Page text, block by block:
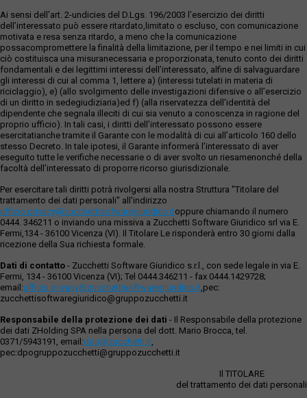
Ai sensi dell’art. 2-undicies del D.Lgs. 196/2003 l’esercizio dei diritti
dell’interessato può essere ritardato,limitato o escluso, con comunicazione
motivata e resa senza ritardo, a meno che la comunicazione
possacompromettere la finalità della limitazione, per il tempo e nei limiti in cui
ciò costituisca una misuranecessaria e proporzionata, tenuto conto dei diritti
fondamentali e dei legittimi interessi dell’interessato, alfine di salvaguardare
gli interessi di cui al comma 1, lettere a) (interessi tutelati in materia di
riciclaggio), e) (allo svolgimento delle investigazioni difensive o all’esercizio
di un diritto in sedegiudiziaria)ed f) (alla riservatezza dell’identità del
dipendente che segnala illeciti di cui sia venuto a conoscenza in ragione del
proprio ufficio). In tali casi, i diritti dell’interessato possono essere
esercitatianche tramite il Garante con le modalità di cui all’articolo 160 dello
stesso Decreto. In tale ipotesi, il Garante informerà l’interessato di aver
eseguito tutte le verifiche necessarie o di aver svolto un riesamenonché della
facoltà dell’interessato di proporre ricorso giurisdizionale.
Per esercitare tali diritti potrà rivolgersi alla nostra Struttura "Titolare del
trattamento dei dati personali" all'indirizzo
ufficio.privacy@zucchettisofwaregiuridico.itoppure chiamando il numero
0444. 346211 o inviando una missiva a Zucchetti Software Giuridico srl via E.
Fermi,134 - 36100 Vicenza (VI). Il Titolare Le risponderà entro 30 giorni dalla
ricezione della Sua richiesta formale.
Dati di contatto - Zucchetti Software Giuridico s.r.l., con sede legale in via E.
Fermi, 134 - 36100 Vicenza (VI); Tel 0444.346211 - fax 0444.1429728;
email:ufficio.privacy@zucchettisoftwaregiuridico.it,pec:
zucchettisoftwaregiuridico@gruppozucchetti.it
Responsabile della protezione dei dati - Il Responsabile della protezione
dei dati ZHolding SPA nella persona del dott. Mario Brocca, tel.
0371/5943191, email:dpo@zucchetti.it,
pec:dpogruppozucchetti@gruppozucchetti.it
Il TITOLARE
del trattamento dei dati personali